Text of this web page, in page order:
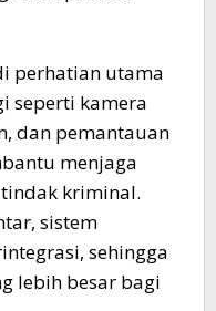
perhatian utama
seperti kamera
dan pemantauan
menjaga
kriminal.
sistem
sehingga
lebih besar bagi